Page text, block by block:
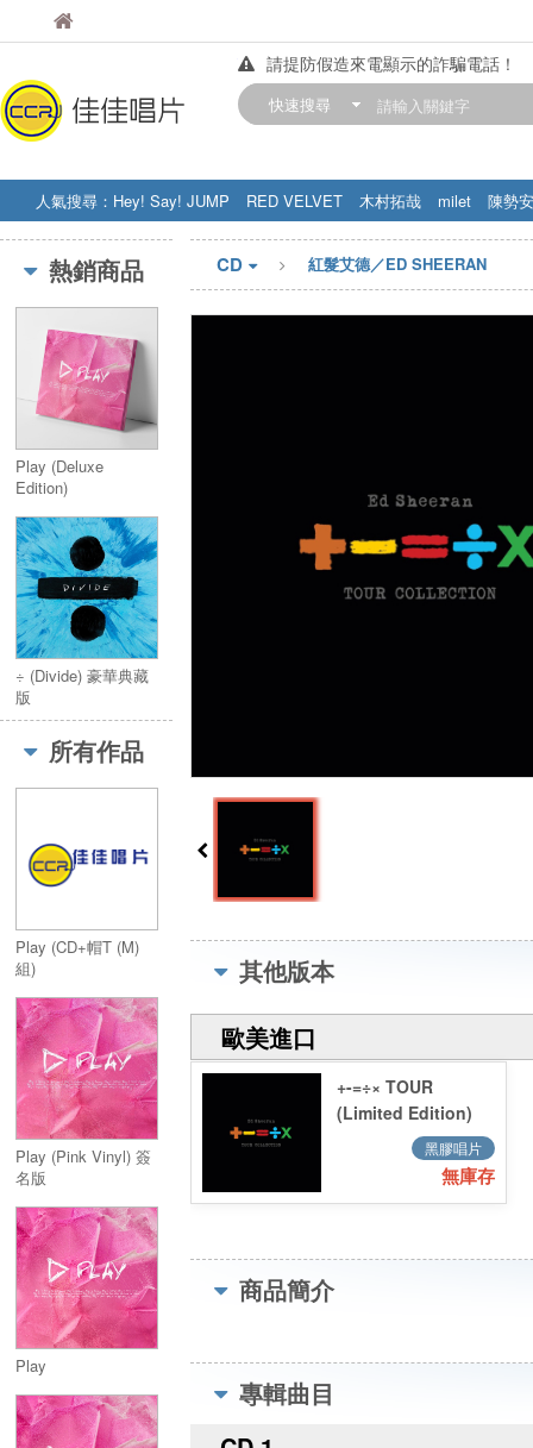
佳佳唱片
請提防假造來電顯示的詐騙電話！
【中華門市營業時間調整公告】
快速搜尋
人氣搜尋： Hey! Say! JUMP RED VELVET 木村拓哉 milet
陳勢安
STRAY KIDS
盧廣仲 周杰伦
熱銷商品
Play (Deluxe
Edition)
÷ (Divide) 豪華典藏
版
所有作品
Play (CD+帽T (M)
組)
Play (Pink Vinyl) 簽
名版
Play
CD 紅髮艾德／ED SHEERAN
其他版本
歐美進口
+-=÷× TOUR
(Limited Edition)
黑膠唱片
無庫存
商品簡介
專輯曲目